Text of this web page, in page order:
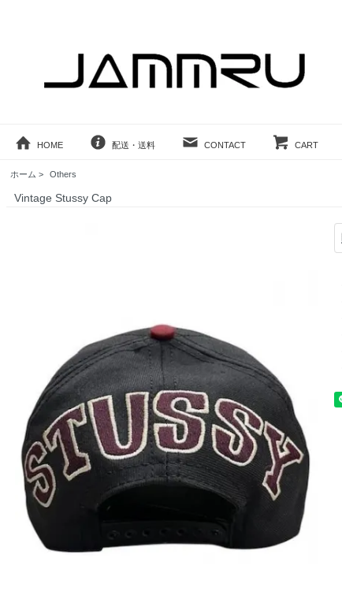
HOME 配送・送料 CONTACT CART
ホーム > Others
Vintage Stussy Cap